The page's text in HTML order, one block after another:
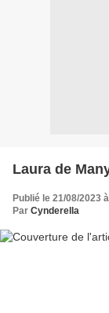
Laura de
Publié le 21/08/2023
Par Cynderella